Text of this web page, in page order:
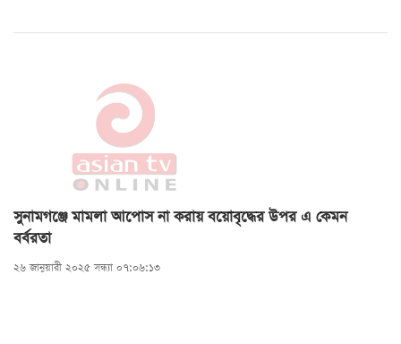
সুনামগঞ্জে মামলা আপোস না করায় বয়োবৃদ্ধের উপর এ কেমন
বর্বরতা
২৬ জানুয়ারী ২০২৫ সন্ধ্যা ০৭:০৬:১৩